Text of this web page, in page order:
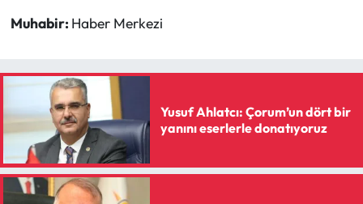
Muhabir: Haber Merkezi
Yusuf Ahlatcı: Çorum’un dört bir
yanını eserlerle donatıyoruz